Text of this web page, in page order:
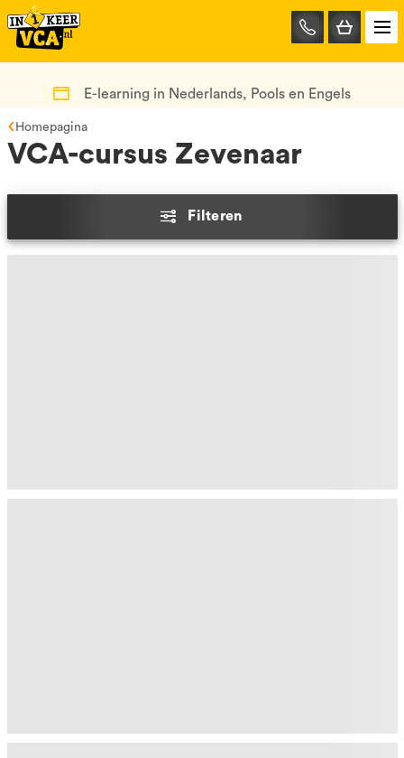
085-
0667401
E-learning in Nederlands, Pools en Engels
Homepagina
VCA-cursus Zevenaar
Filteren